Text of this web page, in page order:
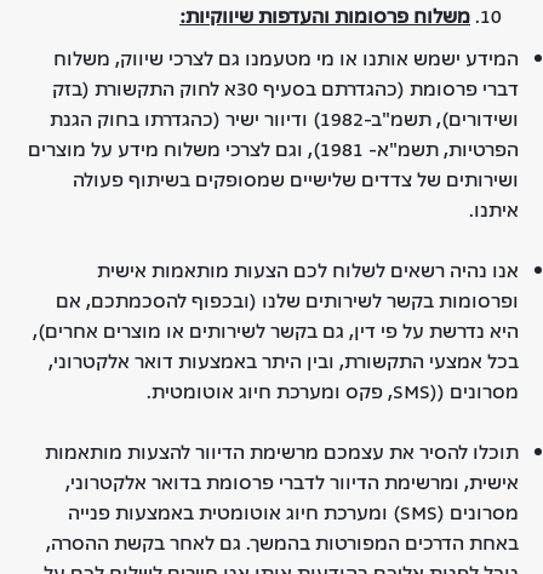
משלוח פרסומות והעדפות שיווקיות:
המידע ישמש אותנו או מי מטעמנו גם לצרכי שיווק, משלוח
דברי פרסומת (כהגדרתם בסעיף 30א לחוק התקשורת (בזק
ושידורים), תשמ"ב-1982) ודיוור ישיר (כהגדרתו בחוק הגנת
הפרטיות, תשמ"א- 1981), וגם לצרכי משלוח מידע על מוצרים
ושירותים של צדדים שלישיים שמסופקים בשיתוף פעולה
איתנו.
אנו נהיה רשאים לשלוח לכם הצעות מותאמות אישית
ופרסומות בקשר לשירותים שלנו (ובכפוף להסכמתכם, אם
היא נדרשת על פי דין, גם בקשר לשירותים או מוצרים אחרים),
בכל אמצעי התקשורת, ובין היתר באמצעות דואר אלקטרוני,
מסרונים ((SMS, פקס ומערכת חיוג אוטומטית.
תוכלו להסיר את עצמכם מרשימת הדיוור להצעות מותאמות
אישית, ומרשימת הדיוור לדברי פרסומת בדואר אלקטרוני,
מסרונים (SMS) ומערכת חיוג אוטומטית באמצעות פנייה
באחת הדרכים המפורטות בהמשך. גם לאחר בקשת ההסרה,